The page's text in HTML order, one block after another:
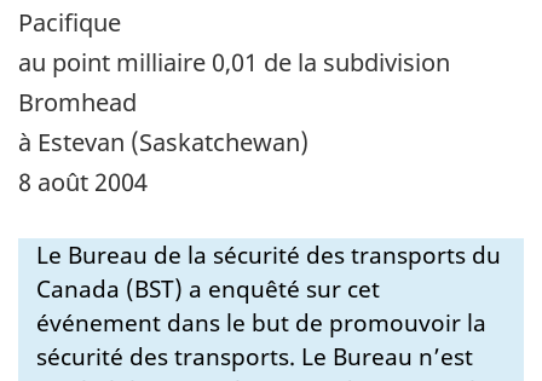
Pacifique
au point milliaire 0,01 de la subdivision
Bromhead
à Estevan (Saskatchewan)
8 août 2004
Le Bureau de la sécurité des transports du
Canada (BST) a enquêté sur cet
événement dans le but de promouvoir la
sécurité des transports. Le Bureau n’est